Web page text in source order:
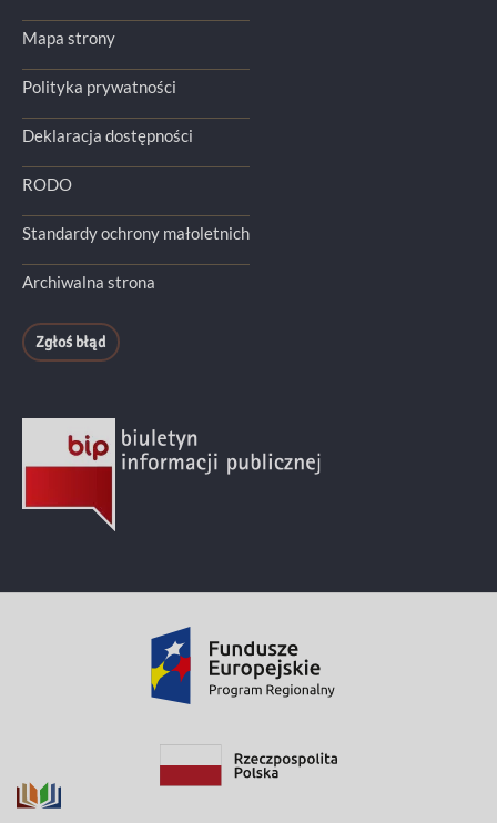
Mapa strony
Polityka prywatności
Deklaracja dostępności
RODO
Standardy ochrony małoletnich
Archiwalna strona
Zgłoś błąd